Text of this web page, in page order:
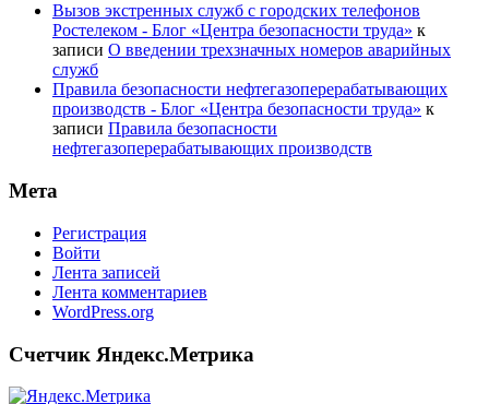
Вызов экстренных служб с городских телефонов
Ростелеком - Блог «Центра безопасности труда» к
записи О введении трехзначных номеров аварийных
служб
Правила безопасности нефтегазоперерабатывающих
производств - Блог «Центра безопасности труда» к
записи Правила безопасности
нефтегазоперерабатывающих производств
Мета
Регистрация
Войти
Лента записей
Лента комментариев
WordPress.org
Счетчик Яндекс.Метрика